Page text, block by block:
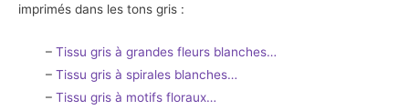
imprimés dans les tons gris :
– Tissu gris à grandes fleurs blanches…
– Tissu gris à spirales blanches…
– Tissu gris à motifs floraux…